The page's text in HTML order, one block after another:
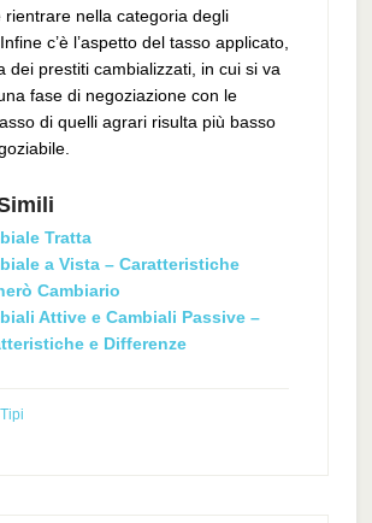
rientrare nella categoria degli
c’è l’aspetto del tasso applicato,
dei prestiti cambializzati, in cui si va
fase di negoziazione con le
di quelli agrari risulta più basso
Tratta
a Vista – Caratteristiche
Cambiario
Attive e Cambiali Passive –
e Differenze
Tipi